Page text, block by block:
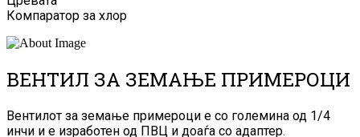
Компаратор за хлор
ВЕНТИЛ ЗА ЗЕМАЊЕ ПРИМЕРОЦИ
Вентилот за земање примероци е со големина од 1/4
инчи и е изработен од ПВЦ и доаѓа со адаптер.